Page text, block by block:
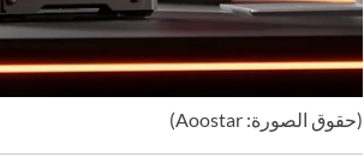
(حقوق الصورة: Aoostar)